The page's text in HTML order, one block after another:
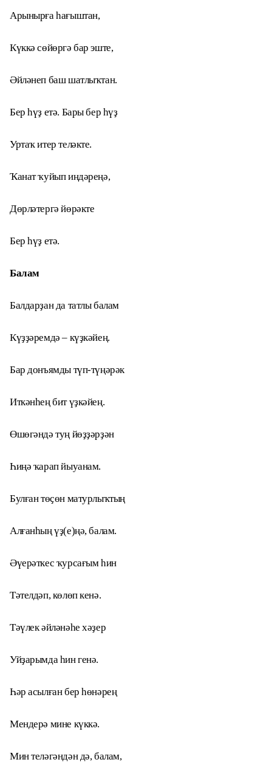
Арынырға һағыштан,
Күккә сөйөргә бар эште,
Әйләнеп баш шатлыҡтан.
Бер һүҙ етә. Бары бер һүҙ
Уртаҡ итер теләкте.
Ҡанат ҡуйып иңдәреңә,
Дөрләтергә йөрәкте
Бер һүҙ етә.
Балам
Балдарҙан да татлы балам
Күҙҙәремдә – күҙкәйең.
Бар донъямды түп-түңәрәк
Иткәнһең бит үҙкәйең.
Өшөгәндә туң йөҙҙәрҙән
Һиңә ҡарап йыуанам.
Булған төҫөн матурлыҡтың
Алғанһың үҙ(е)ңә, балам.
Әүерәткес ҡурсағым һин
Тәтелдәп, көлөп кенә.
Тәүлек әйләнәһе хәҙер
Уйҙарымда һин генә.
Һәр асылған бер һөнәрең
Мендерә мине күккә.
Мин теләгәндән дә, балам,